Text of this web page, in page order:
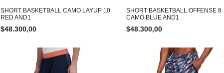
SHORT BASKETBALL CAMO LAYUP 10
RED AND1
$48.300,00
SHORT BASKETBALL OFFENSE 8
CAMO BLUE AND1
$48.300,00